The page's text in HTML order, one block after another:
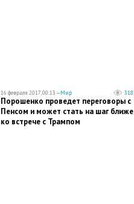
16 февраля 2017, 00:13 —Мир 318
Порошенко проведет переговоры с
Пенсом и может стать на шаг ближе
ко встрече с Трампом